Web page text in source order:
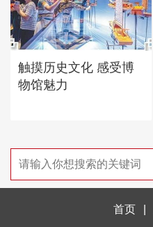
触摸历史文化 感受博
物馆魅力
首页